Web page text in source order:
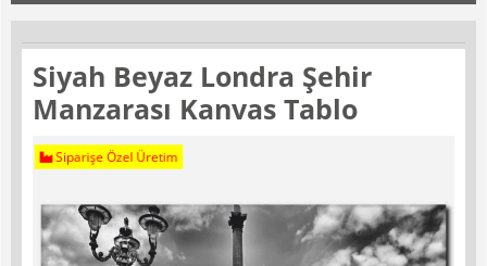
Siyah Beyaz Londra Şehir
Manzarası Kanvas Tablo
Siparişe Özel Üretim